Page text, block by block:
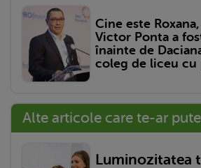
Cine este
Victor Ponta a
înainte de
coleg de liceu cu
Alte articole care te-ar
Luminozitatea